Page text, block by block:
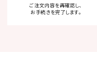
ご注文内容を再確認し、
お手続きを完了します。